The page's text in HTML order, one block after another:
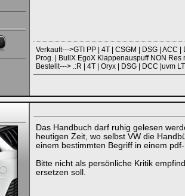
Verkauft--->GTI PP | 4T | CSGM | DSG | ACC
Prog. | BullX EgoX Klappenauspuff NON Res
Bestellt---> .:R | 4T | Oryx | DSG | DCC |uvm
Das Handbuch darf ruhig gelesen
heutigen Zeit, wo selbst VW die
einem bestimmten Begriff in einem
Bitte nicht als persönliche Kritik
ersetzen soll.